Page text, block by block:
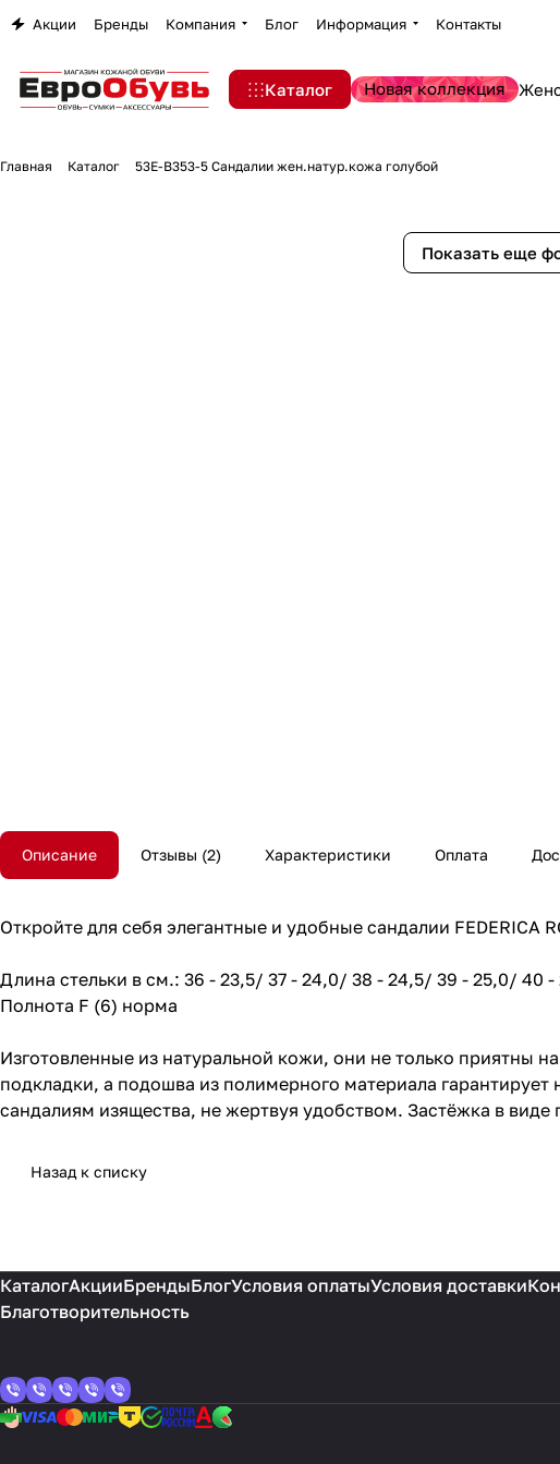
Акции Бренды Компания Блог Информация Контакты
Каталог Новая коллекция
Главная Каталог 53E-B353-5 Сандалии жен.натур.кожа голубой
Показать еще
Описание Отзывы 2 Характеристики Оплата
Откройте для себя элегантные и удобные сандалии FEDERICA
Длина стельки в см.: 36 - 23,5/ 37 - 24,0/ 38 - 24,5/ 39 - 25,0/ 40 -
Полнота F (6) норма
Изготовленные из натуральной кожи, они не только приятны
подкладки, а подошва из полимерного материала
сандалиям изящества, не жертвуя удобством. Застёжка в
Назад к списку
КаталогАкцииБрендыБлогУсловия оплатыУсловия доставки
Благотворительность